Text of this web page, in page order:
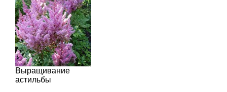
Выращивание
астильбы